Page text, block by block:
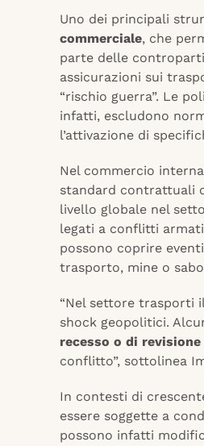
Uno dei principali
commerciale, che
parte delle
assicurazioni sui
“rischio guerra”. Le
infatti, escludono
l’attivazione di
Nel commercio
standard contrattuali
livello globale nel
legati a conflitti
possono coprire
trasporto, mine o
“Nel settore trasporti
shock geopolitici.
recesso o di
conflitto”, sottolinea
In contesti di
essere soggette a
possono infatti